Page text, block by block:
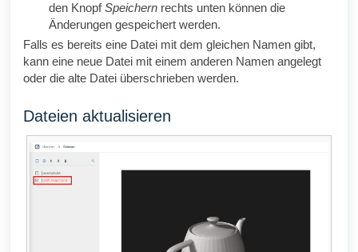
den KnopfSpeichern rechts unten können die
Änderungen gespeichert werden.
Falls es bereits eine Datei mit dem gleichen Namen gibt,
kann eine neue Datei mit einem anderen Namen angelegt
oder die alte Datei überschrieben werden.
Dateien aktualisieren